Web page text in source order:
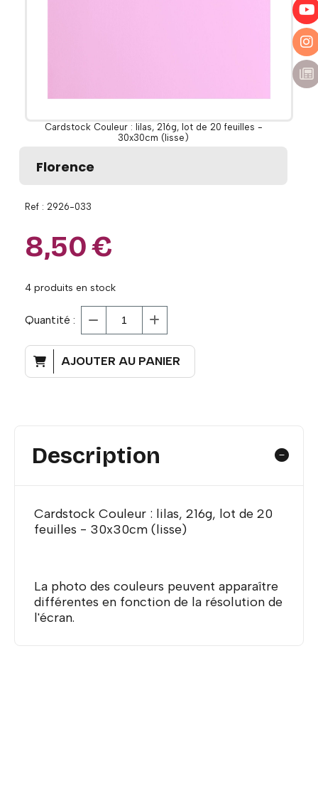
Cardstock Couleur : lilas, 216g, lot de 20 feuilles -
30x30cm (lisse)
Florence
Ref : 2926-033
8,50€
4 produits en stock
Quantité :
AJOUTER AU PANIER
Description
Cardstock Couleur : lilas, 216g, lot de 20
feuilles - 30x30cm (lisse)
La photo des couleurs peuvent apparaître
différentes en fonction de la résolution de
l'écran.